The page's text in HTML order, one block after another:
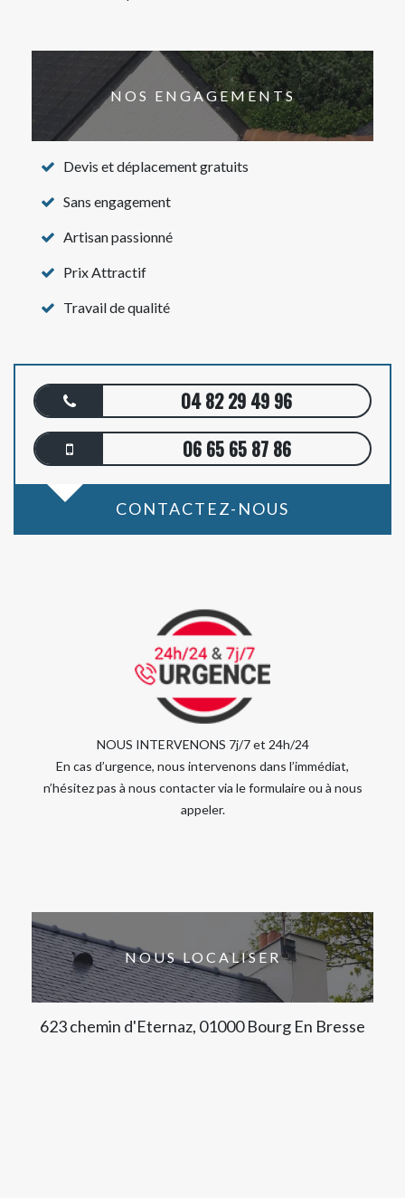
NOS ENGAGEMENTS
Devis et déplacement gratuits
Sans engagement
Artisan passionné
Prix Attractif
Travail de qualité
04 82 29 49 96
06 65 65 87 86
CONTACTEZ-NOUS
NOUS INTERVENONS 7j/7 et 24h/24
En cas d’urgence, nous intervenons dans l’immédiat,
n’hésitez pas à nous contacter via le formulaire ou à nous
appeler.
NOUS LOCALISER
623 chemin d'Eternaz, 01000 Bourg En Bresse